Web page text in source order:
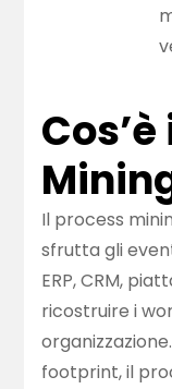
Il process
sfrutta gli
ERP, CRM,
ricostruire i
footprint, il